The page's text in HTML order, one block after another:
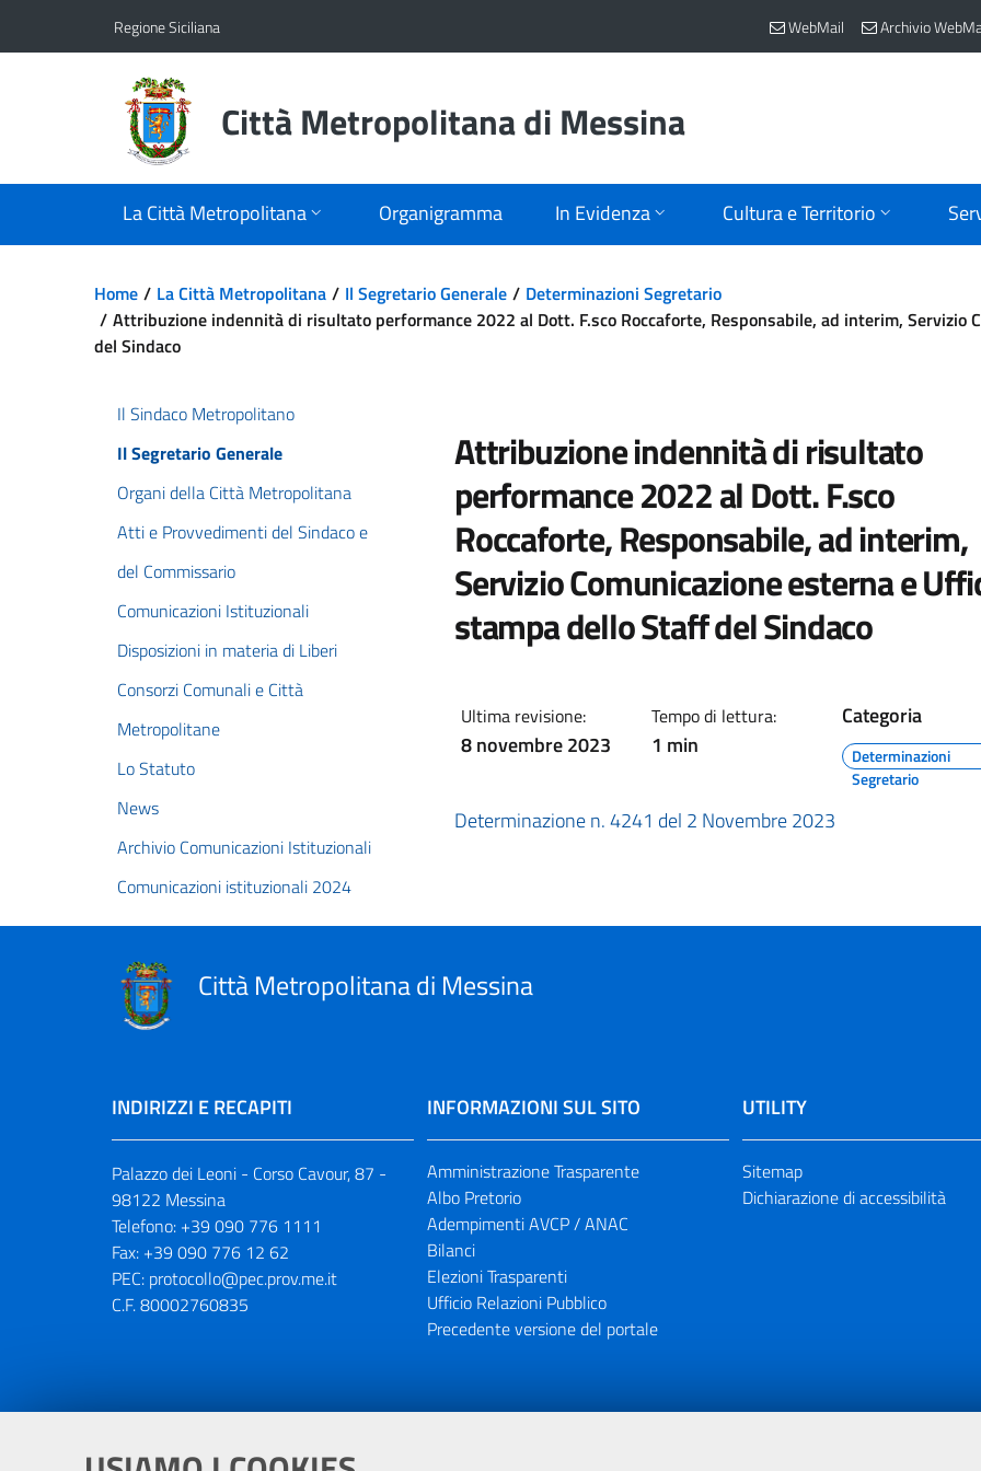
Vai al contenuto principale
Vai al menu principale
Regione Siciliana WebMail Archivio
Città Metropolitana di Messina
La Città Metropolitana Organigramma In Evidenza Cultura e Territorio
Home La Città Metropolitana Il Segretario Generale
Determinazioni Segretario
Attribuzione indennità di risultato performance 2022 al Dott. F.sco Roccaforte, Responsabile, ad interim, Servizio
del Sindaco
Il Sindaco Metropolitano
Il Segretario Generale
Organi della Città Metropolitana
Atti e Provvedimenti del Sindaco e
del Commissario
Comunicazioni Istituzionali
Disposizioni in materia di Liberi
Consorzi Comunali e Città
Metropolitane
Lo Statuto
News
Archivio Comunicazioni Istituzionali
Comunicazioni istituzionali 2024
Attribuzione indennità di risultato
performance 2022 al Dott. F.sco
Roccaforte, Responsabile, ad interim,
Servizio Comunicazione esterna e
stampa dello Staff del Sindaco
Ultima revisione:
8 novembre 2023
Tempo di lettura:
1 min
Categoria
Determinazioni
Segretario
Determinazione n. 4241 del 2 Novembre 2023
Città Metropolitana di Messina
INDIRIZZI E RECAPITI
Palazzo dei Leoni - Corso Cavour, 87 -
98122 Messina
Telefono: +39 090 776 1111
Fax: +39 090 776 12 62
PEC: protocollo@pec.prov.me.it
C.F. 80002760835
INFORMAZIONI SUL SITO
Amministrazione Trasparente
Albo Pretorio
Adempimenti AVCP / ANAC
Bilanci
Elezioni Trasparenti
Ufficio Relazioni Pubblico
Precedente versione del portale
UTILITY
Sitemap
Dichiarazione di accessibilità
Portale realizzato con la partecipazione finanziaria dell'Unione Europea tramite i fondi del POR Sicilia